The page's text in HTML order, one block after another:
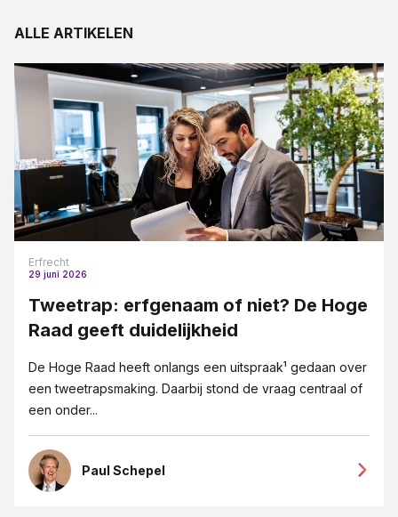
ALLE ARTIKELEN
Erfrecht
29 juni 2026
Tweetrap: erfgenaam of niet? De Hoge
Raad geeft duidelijkheid
De Hoge Raad heeft onlangs een uitspraak¹ gedaan over
een tweetrapsmaking. Daarbij stond de vraag centraal of
een onder...
Paul Schepel